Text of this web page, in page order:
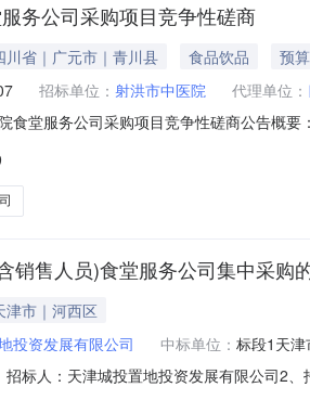
务公司采购项目竞争性磋商
川省｜广元市｜青川县 食品饮品
预
招标单位： 射洪市中医院 代理单位：
食堂服务公司采购项目竞争性磋商公告概
点遂宁市船山区健坤城国际金融中心603A
销售人员)食堂服务公司集中采购
津市｜河西区
投资发展有限公司 中标单位： 标段1天
招标人：天津城投置地投资发展有限公司2